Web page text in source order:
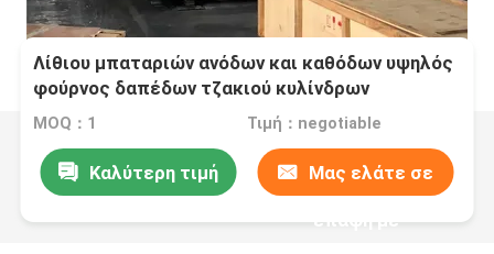
Λίθιου μπαταριών ανόδων και καθόδων υψηλός
φούρνος δαπέδων τζακιού κυλίνδρων
ατμόσφαιρας νικελίου τριαδικός υλικός
MOQ：1 Τιμή：negotiable
Καλύτερη τιμή Μας ελάτε σε
επαφή με